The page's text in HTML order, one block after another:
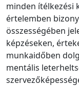
minden ítélkezési
értelemben
összességében
képzéseken,
munkaidőben
mentális